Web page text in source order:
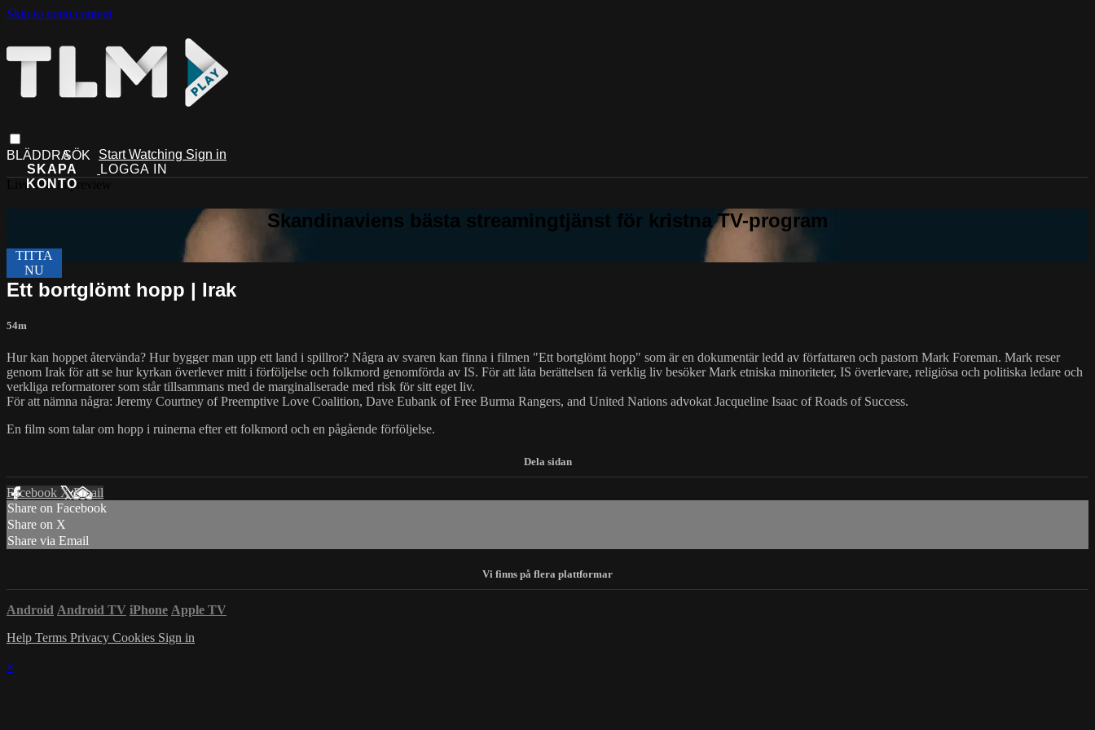
Skip to main content
Start Watching Sign in
Live stream preview
Ett bortglömt hopp | Irak
54m
Hur kan hoppet återvända? Hur bygger man upp ett land i spillror? Några av svaren kan finna i filmen "Ett bortglömt hopp" som är en dokumentär ledd av författaren och pastorn Mark Foreman. Mark reser
genom Irak för att se hur kyrkan överlever mitt i förföljelse och folkmord genomförda av IS. För att låta berättelsen få verklig liv besöker Mark etniska minoriteter, IS överlevare, religiösa och politiska ledare och
verkliga reformatorer som står tillsammans med de marginaliserade med risk för sitt eget liv.
För att nämna några: Jeremy Courtney of Preemptive Love Coalition, Dave Eubank of Free Burma Rangers, and United Nations advokat Jacqueline Isaac of Roads of Success.
En film som talar om hopp i ruinerna efter ett folkmord och en pågående förföljelse.
Facebook XEmail
Share on Facebook
Share on X
Share via Email
Android Android TV iPhone Apple TV
Help Terms Privacy Cookies Sign in
×